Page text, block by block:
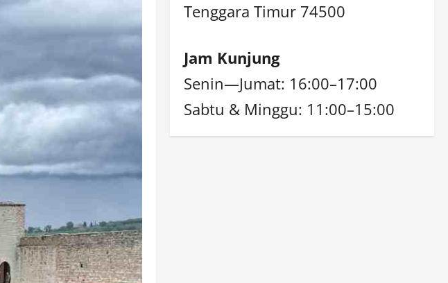
Tenggara Timur 74500
Jam Kunjung
Senin—Jumat: 16:00–17:00
Sabtu & Minggu: 11:00–15:00